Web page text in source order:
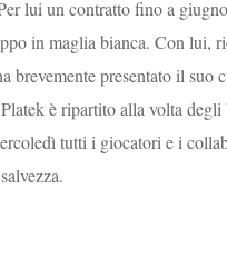
lui un contratto fino a
in maglia bianca. Con lui,
brevemente presentato il
è ripartito alla volta
tutti i giocatori e i